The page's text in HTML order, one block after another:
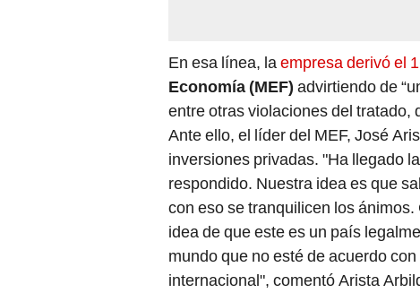
En esa línea, laempresa derivó el
Economía (MEF) advirtiendo de
entre otras violaciones del tratado,
Ante ello, el líder del MEF, José
inversiones privadas. "Ha llegado
respondido. Nuestra idea es que
con eso se tranquilicen los
idea de que este es un país
mundo que no esté de acuerdo
internacional", comentó Arista